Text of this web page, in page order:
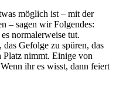
möglich ist – mit der
– sagen wir Folgendes:
normalerweise tut.
das Gefolge zu spüren, das
Platz nimmt. Einige von
ihr es wisst, dann feiert